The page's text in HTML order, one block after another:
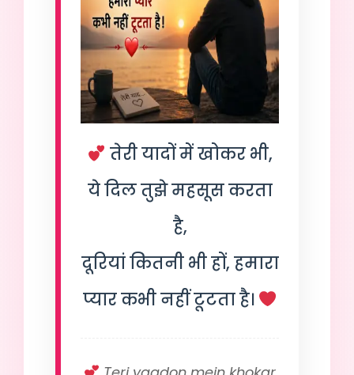
तेरी यादों में खोकर भी,
ये दिल तुझे महसूस करता
है,
दूरियां कितनी भी हों, हमारा
प्यार कभी नहीं टूटता है।